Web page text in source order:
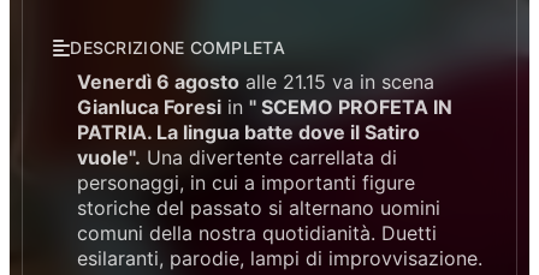
DESCRIZIONE COMPLETA
Venerdì 6 agosto alle 21.15 va in scena
Gianluca Foresi in " SCEMO PROFETA IN
PATRIA. La lingua batte dove il Satiro
vuole". Una divertente carrellata di
personaggi, in cui a importanti figure
storiche del passato si alternano uomini
comuni della nostra quotidianità. Duetti
esilaranti, parodie, lampi di improvvisazione.